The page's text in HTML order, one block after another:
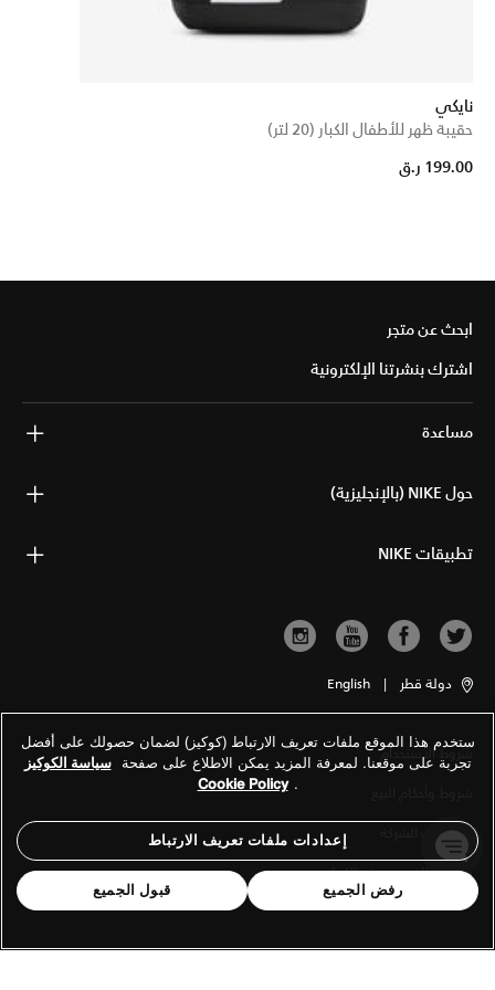
نايكي
حقيبة ظهر للأطفال الكبار (20 لتر)
199.00 ر.ق
ابحث عن متجر
اشترك بنشرتنا الإلكترونية
مساعدة
حول NIKE (بالإنجليزية)
تطبيقات NIKE
دولة قطر |
English
شروط الاستخدام
معلومات الشركة
سياسة الخصوصية والكوكيز
ستخدم هذا الموقع ملفات تعريف الارتباط (كوكيز) لضمان حصولك على أفضل
تجربة على موقعنا. لمعرفة المزيد يمكن الاطلاع على صفحة سياسة الكوكيز
.
Cookie Policy
إعدادات ملفات تعريف الارتباط
رفض الجميع قبول الجميع